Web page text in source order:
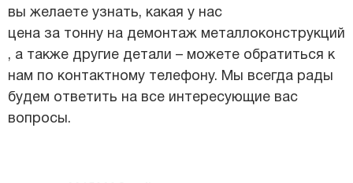
вы желаете узнать, какая у нас
цена за тонну на демонтаж металлоконструкций
, а также другие детали – можете обратиться к
нам по контактному телефону. Мы всегда рады
будем ответить на все интересующие вас
вопросы.